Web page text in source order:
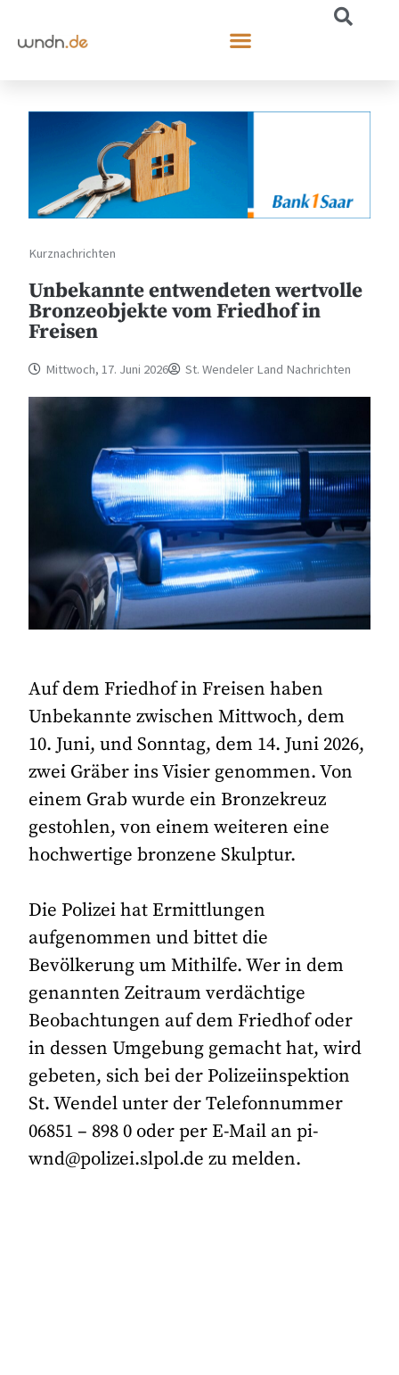
Kurznachrichten
Unbekannte entwendeten wertvolle
Bronzeobjekte vom Friedhof in
Freisen
Mittwoch, 17. Juni 2026 St. Wendeler Land Nachrichten
Auf dem Friedhof in Freisen haben
Unbekannte zwischen Mittwoch, dem
10. Juni, und Sonntag, dem 14. Juni 2026,
zwei Gräber ins Visier genommen. Von
einem Grab wurde ein Bronzekreuz
gestohlen, von einem weiteren eine
hochwertige bronzene Skulptur.
Die Polizei hat Ermittlungen
aufgenommen und bittet die
Bevölkerung um Mithilfe. Wer in dem
genannten Zeitraum verdächtige
Beobachtungen auf dem Friedhof oder
in dessen Umgebung gemacht hat, wird
gebeten, sich bei der Polizeiinspektion
St. Wendel unter der Telefonnummer
06851 – 898 0 oder per E-Mail an pi-
wnd@polizei.slpol.de zu melden.